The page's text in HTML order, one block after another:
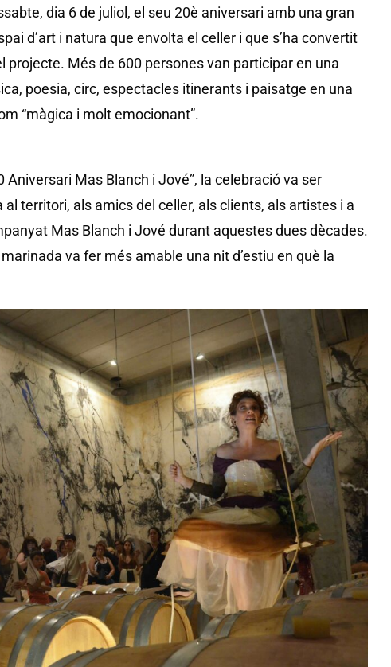
dia 6 de juliol, el seu 20è aniversari amb una gran
d’art i natura que envolta el celler i que s’ha convertit
projecte. Més de 600 persones van participar en una
poesia, circ, espectacles itinerants i paisatge en una
“màgica i molt emocionant”.
Aniversari Mas Blanch i Jové”, la celebració va ser
territori, als amics del celler, als clients, als artistes i a
Mas Blanch i Jové durant aquestes dues dècades.
va fer més amable una nit d’estiu en què la